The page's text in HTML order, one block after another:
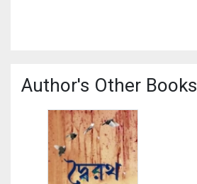
Author's Other Books